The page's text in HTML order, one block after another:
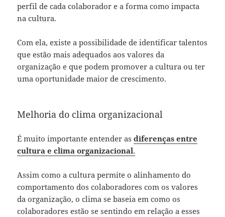
perfil de cada colaborador e a forma como impacta
na cultura.
Com ela, existe a possibilidade de identificar talentos
que estão mais adequados aos valores da
organização e que podem promover a cultura ou ter
uma oportunidade maior de crescimento.
Melhoria do clima organizacional
É muito importante entender asdiferenças entre
cultura e clima organizacional.
Assim como a cultura permite o alinhamento do
comportamento dos colaboradores com os valores
da organização, o clima se baseia em como os
colaboradores estão se sentindo em relação a esses